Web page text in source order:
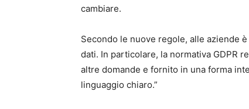
cambiare.
Secondo le nuove regole, alle aziende
dati. In particolare, la normativa GDPR
altre domande e fornito in una forma
linguaggio chiaro.”